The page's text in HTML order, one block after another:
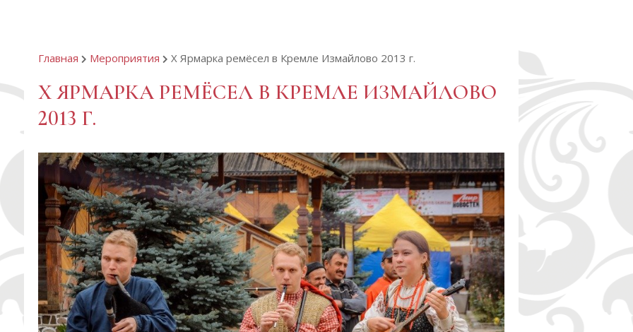
Главная Мероприятия Х Ярмарка ремёсел в Кремле Измайлово 2013 г.
Х ЯРМАРКА РЕМЁСЕЛ В КРЕМЛЕ ИЗМАЙЛОВО
2013 Г.